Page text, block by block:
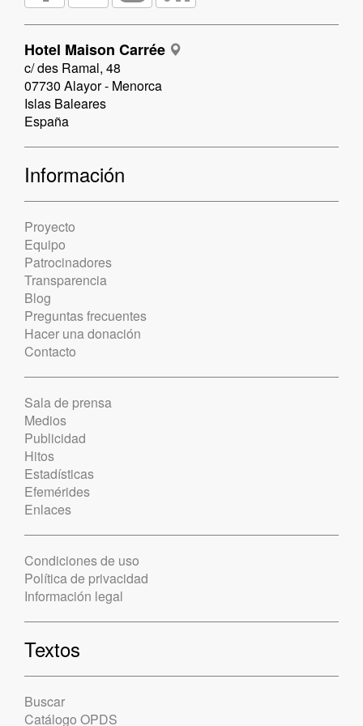
Hotel Maison Carrée
c/ des Ramal, 48
07730 Alayor - Menorca
Islas Baleares
España
Información
Proyecto
Equipo
Patrocinadores
Transparencia
Blog
Preguntas frecuentes
Hacer una donación
Contacto
Sala de prensa
Medios
Publicidad
Hitos
Estadísticas
Efemérides
Enlaces
Condiciones de uso
Política de privacidad
Información legal
Textos
Buscar
Catálogo OPDS